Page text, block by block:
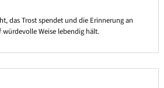
das Trost spendet und die Erinnerung an
würdevolle Weise lebendig hält.